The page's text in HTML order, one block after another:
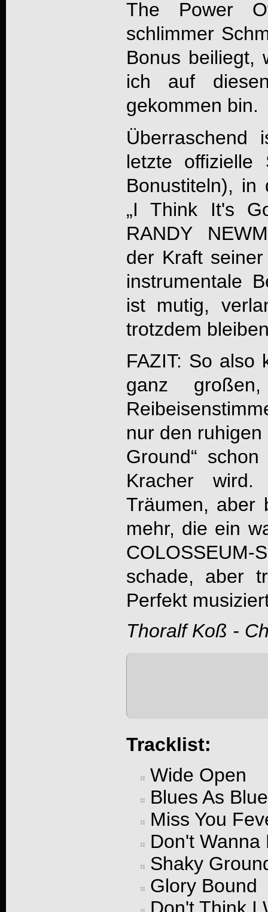
The Power
schlimmer
Bonus beiliegt,
ich auf diesen
gekommen bin.
letzte
Bonustiteln),
„I Think It's
RANDY
der Kraft
instrumentale
ist mutig,
trotzdem
FAZIT: So also
ganz
nur den ruhigen
Ground“
Kracher
Träumen, aber
mehr, die ein
schade, aber
Perfekt
Thoralf Koß -
Tracklist:
Wide Open
Blues As
Miss You
Don't Wanna
Shaky
Glory Bound
Don't Think I